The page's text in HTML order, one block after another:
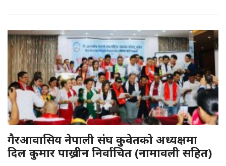
गैरआवासिय नेपाली संघ कुवेतको अध्यक्षमा
दिल कुमार पाख्रीन निर्वाचित (नामावली सहित)